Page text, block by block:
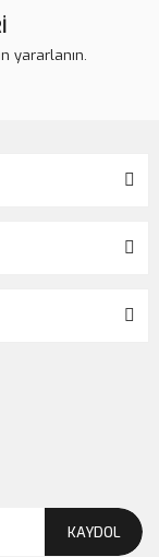
yararlanın.
KAYDOL